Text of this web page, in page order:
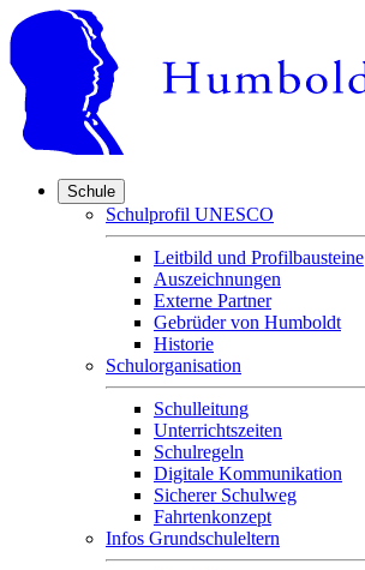
Schule
Schulprofil UNESCO
Leitbild und Profilbausteine
Auszeichnungen
Externe Partner
Gebrüder von Humboldt
Historie
Schulorganisation
Schulleitung
Unterrichtszeiten
Schulregeln
Digitale Kommunikation
Sicherer Schulweg
Fahrtenkonzept
Infos Grundschuleltern